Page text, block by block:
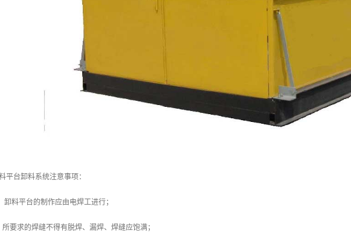
平台卸料系统注意事项：
卸料平台的制作应由电焊工进行；
所要求的焊缝不得有脱焊、漏焊、焊缝应饱满；